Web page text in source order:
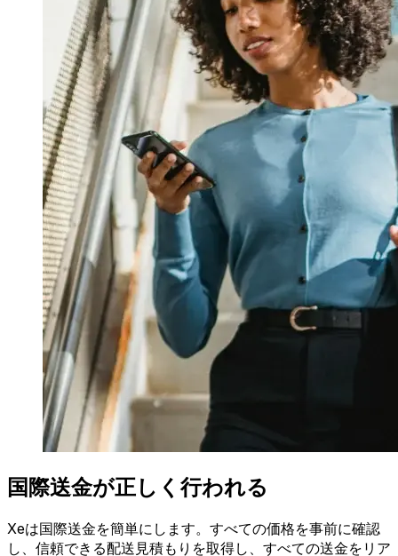
国際送金が正しく行われる
Xeは国際送金を簡単にします。すべての価格を事前に確認
し、信頼できる配送見積もりを取得し、すべての送金をリア